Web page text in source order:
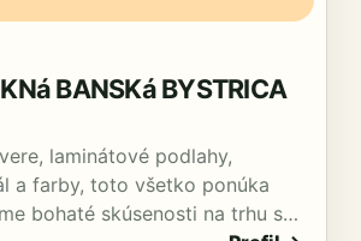
BANSKá BYSTRICA
laminátové podlahy,
a farby, toto všetko ponúka
bohaté skúsenosti na trhu s…